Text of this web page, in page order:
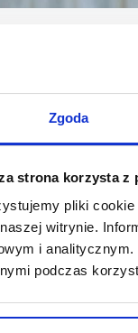
Zgoda
strona korzysta z
pliki
witrynie.
i
podczas